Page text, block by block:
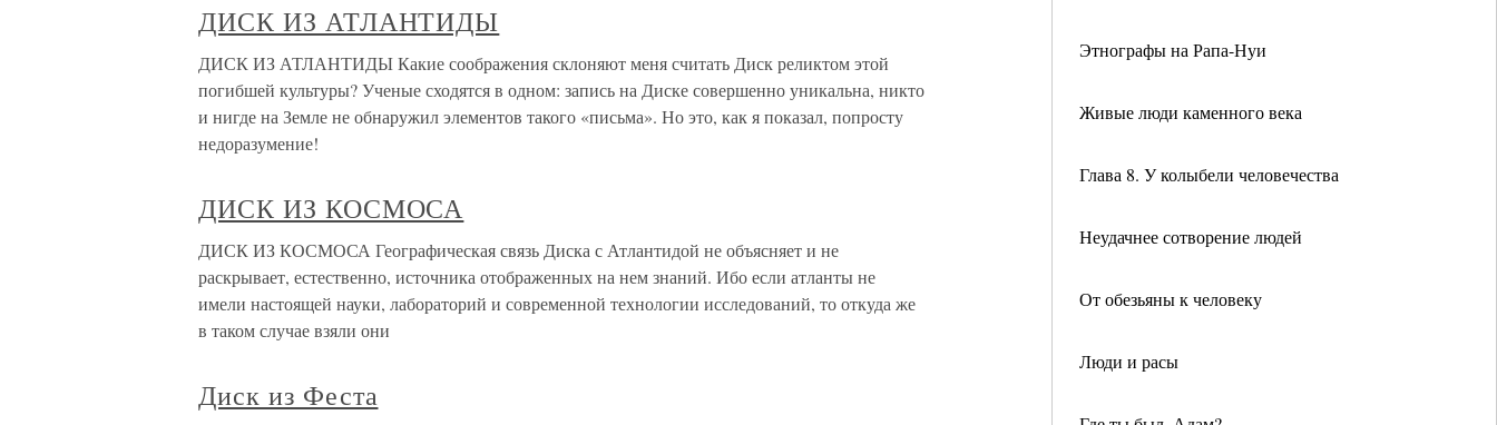
Этнографы на Рапа-Нуи
Живые люди каменного века
Глава 8. У колыбели человечества
Неудачнее сотворение людей
От обезьяны к человеку
Люди и расы
ДИСК ИЗ АТЛАНТИДЫ
ДИСК ИЗ АТЛАНТИДЫ Какие соображения склоняют меня считать Диск реликтом этой
погибшей культуры? Ученые сходятся в одном: запись на Диске совершенно уникальна, никто
и нигде на Земле не обнаружил элементов такого «письма». Но это, как я показал, попросту
недоразумение!
ДИСК ИЗ КОСМОСА
ДИСК ИЗ КОСМОСА Географическая связь Диска с Атлантидой не объясняет и не
раскрывает, естественно, источника отображенных на нем знаний. Ибо если атланты не
имели настоящей науки, лабораторий и современной технологии исследований, то откуда же
в таком случае взяли они
Диск из Феста